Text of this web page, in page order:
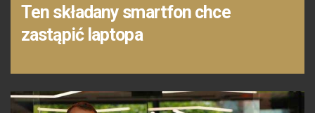
Ten składany smartfon chce
zastąpić laptopa